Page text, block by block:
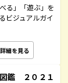
る」「遊ぶ」を
ビジュアルガイ
詳細を見る
鑑 ２０２１